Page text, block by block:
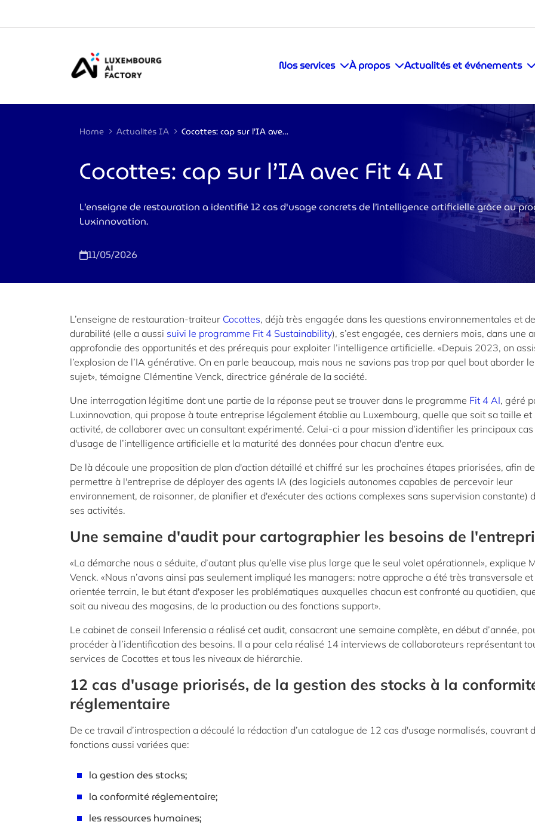
Nos services À propos Actualités et événements
Home Actualités IA Cocottes: cap sur l’IA avec Fit 4 AI
Cocottes: cap sur l’IA avec Fit 4 AI
L’enseigne de restauration a identifié 12 cas d'usage concrets de l’intelligence artificielle grâce au
Luxinnovation.
11/05/2026
L’enseigne de restauration-traiteur Cocottes, déjà très engagée dans les questions environnementales et de
durabilité (elle a aussi suivi le programme Fit 4 Sustainability), s’est engagée, ces derniers mois, dans une
approfondie des opportunités et des prérequis pour exploiter l’intelligence artificielle. «Depuis 2023, on
l’explosion de l’IA générative. On en parle beaucoup, mais nous ne savions pas trop par quel bout aborder le
sujet», témoigne Clémentine Venck, directrice générale de la société.
Une interrogation légitime dont une partie de la réponse peut se trouver dans le programme Fit 4 AI, géré
Luxinnovation, qui propose à toute entreprise légalement établie au Luxembourg, quelle que soit sa taille et
activité, de collaborer avec un consultant expérimenté. Celui-ci a pour mission d’identifier les principaux cas
d'usage de l’intelligence artificielle et la maturité des données pour chacun d'entre eux.
De là découle une proposition de plan d'action détaillé et chiffré sur les prochaines étapes priorisées, afin de
permettre à l'entreprise de déployer des agents IA (des logiciels autonomes capables de percevoir leur
environnement, de raisonner, de planifier et d'exécuter des actions complexes sans supervision constante)
ses activités.
Une semaine d'audit pour cartographier les besoins de
«La démarche nous a séduite, d’autant plus qu’elle vise plus large que le seul volet opérationnel», explique
Venck. «Nous n’avons ainsi pas seulement impliqué les managers: notre approche a été très transversale
orientée terrain, le but étant d'exposer les problématiques auxquelles chacun est confronté au quotidien,
soit au niveau des magasins, de la production ou des fonctions support».
Le cabinet de conseil Inferensia a réalisé cet audit, consacrant une semaine complète, en début d’année,
procéder à l’identification des besoins. Il a pour cela réalisé 14 interviews de collaborateurs représentant
services de Cocottes et tous les niveaux de hiérarchie.
12 cas d'usage priorisés, de la gestion des stocks à la
réglementaire
De ce travail d’introspection a découlé la rédaction d’un catalogue de 12 cas d'usage normalisés, couvrant
fonctions aussi variées que:
la gestion des stocks;
la conformité réglementaire;
les ressources humaines;